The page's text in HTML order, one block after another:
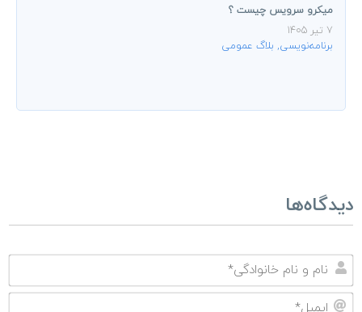
میکرو سرویس چیست ؟
7 تیر 1405
برنامه‌نویسی, بلاگ عمومی
دیدگاه‌ها
و